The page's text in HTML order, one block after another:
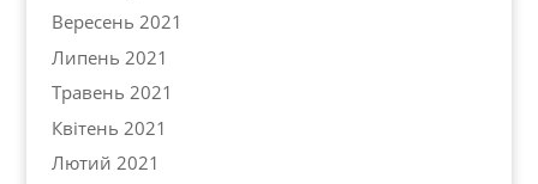
Вересень 2021
Липень 2021
Травень 2021
Квітень 2021
Лютий 2021